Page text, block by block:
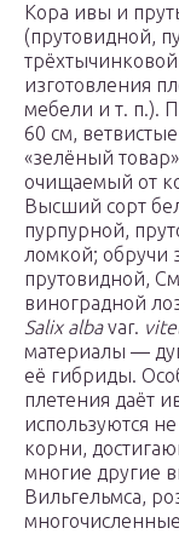
Кора ивы и
(прутовидной,
изготовления
мебели и т. п.).
60 см,
«зелёный
очищаемый от
Высший сорт
пурпурной,
ломкой; обручи
прутовидной,
виноградной
Salix albavar.
материалы —
её гибриды.
плетения даёт
используются
корни,
многие другие
Вильгельмса,